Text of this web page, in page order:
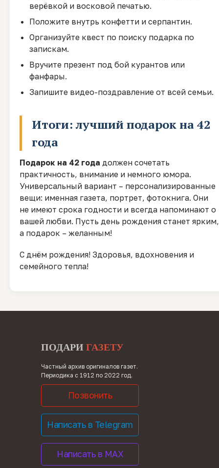
верёвкой и восковой печатью.
Положите внутрь конфетти и серпантин.
Организуйте квест по поиску подарка по
запискам.
Вручите презент под бой курантов или
фанфары.
Запишите видео-поздравление от всей семьи.
Итоги: лучший подарок на 42
года
Подарок на 42 года должен сочетать
практичность, внимание и немного юмора.
Универсальный вариант – персонализированные
вещи: именная газета, портрет, фотокнига. Они
не имеют срока годности и всегда напоминают о
вашей любви. Пусть день рождения станет ярким,
а подарок – желанным!
С днём рождения! Здоровья, вдохновения и
семейного тепла!
Частный архив оригиналов газет.
Периодика с 1912 по 2022 год.
ПОДАРИГАЗЕТУ
Позвонить
Написать в Telegram
Написать в MAX